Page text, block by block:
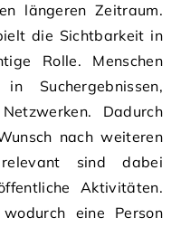
längeren Zeitraum.
die Sichtbarkeit in
Rolle. Menschen
Suchergebnissen,
Dadurch
nach weiteren
relevant sind dabei
Aktivitäten.
eine Person